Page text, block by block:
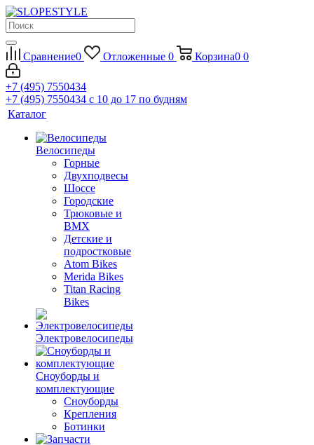
Сравнение0 Отложенные 0 Корзина0 0
+7 (495) 7550434
+7 (495) 7550434 с 10 до 17 по будням
Каталог
Велосипеды
Горные
Двухподвесы
Шоссе
Городские
Трюковые и
BMX
Детские и
подростковые
Atom Bikes
Merida Bikes
Titan Racing
Bikes
Электровелосипеды
Cноуборды и
комплектующие
Сноуборды
Крепления
Ботинки